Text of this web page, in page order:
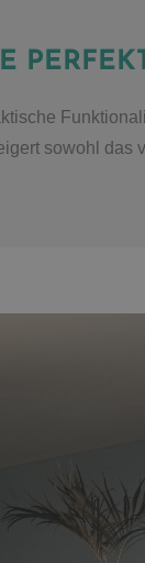
sowohl das